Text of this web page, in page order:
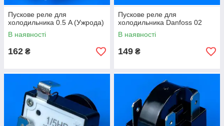
Пускове реле для
холодильника 0.5 A (Ужрода)
В наявності
162 ₴
Пускове реле для
холодильника Danfoss 02
В наявності
149 ₴